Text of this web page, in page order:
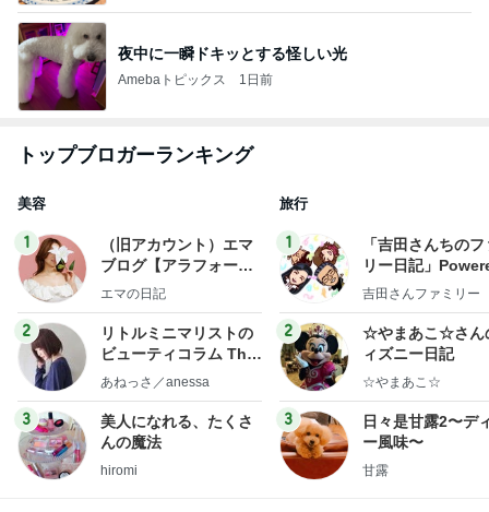
夜中に一瞬ドキッとする怪しい光
Amebaトピックス 1日前
トップブロガーランキング
美容
1
（旧アカウント）エマ
ブログ【アラフォー会
社売却セカンドライ
エマの日記
2
リトルミニマリストの
ビューティコラム The
little minimalist's bea
あねっさ／anessa
3
美人になれる、たくさ
んの魔法
hiromi
旅行
1
「吉田さんちの
リー日記」
y Ameba 吉田さ
ログ
吉田さんファミリー
2
☆やまあこ☆さん
ィズニー日記
☆やまあこ☆
3
日々是甘露2〜デ
ー風味〜
甘露